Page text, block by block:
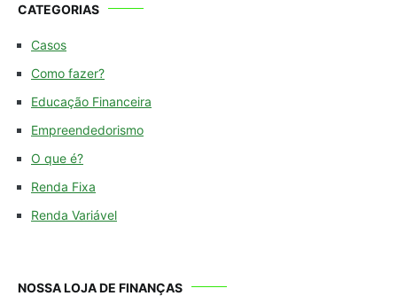
CATEGORIAS
Casos
Como fazer?
Educação Financeira
Empreendedorismo
O que é?
Renda Fixa
Renda Variável
NOSSA LOJA DE FINANÇAS